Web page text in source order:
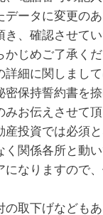
データに変更の
き、確認させて
かじめご了承くだ
詳細に関しまし
保持誓約書を捺
お伝えさせて頂
投資では必須と
く関係各所と動
になりますので
の取下げなども